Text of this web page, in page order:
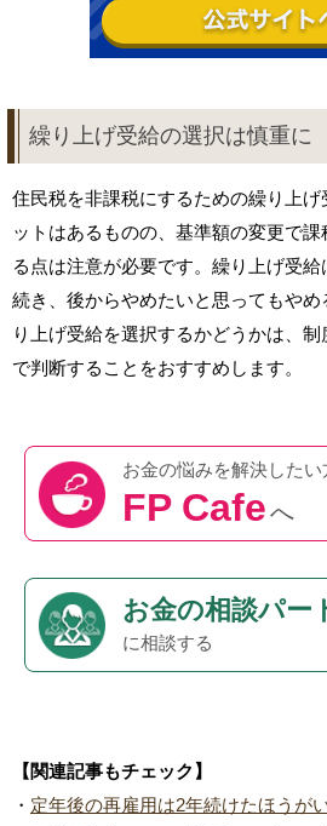
繰り上げ受給の選択は慎重に
住民税を非課税にするための繰り上げ
ットはあるものの、基準額の変更で
る点は注意が必要です。繰り上げ受
続き、後からやめたいと思ってもや
り上げ受給を選択するかどうかは、制
で判断することをおすすめします。
お金の悩みを解決したい
FP Cafeへ
お金の相談パー
に相談する
【関連記事もチェック】
・ 定年後の再雇用は2年続けたほうが